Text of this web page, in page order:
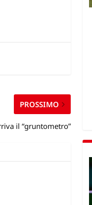
PROSSIMO
il “gruntometro”